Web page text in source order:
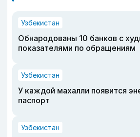
Узбекистан
Обнародованы 10 банков с
показателями по обращениям
Узбекистан
У каждой махалли появится
паспорт
Узбекистан